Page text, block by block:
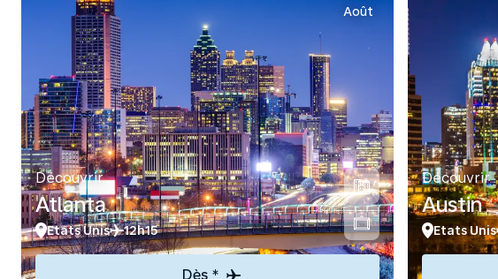
Août
Découvrir
Atlanta
Etats Unis 12h15
Dès *
Découvrir
Austin
Etats Unis